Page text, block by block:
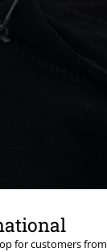
for customers from